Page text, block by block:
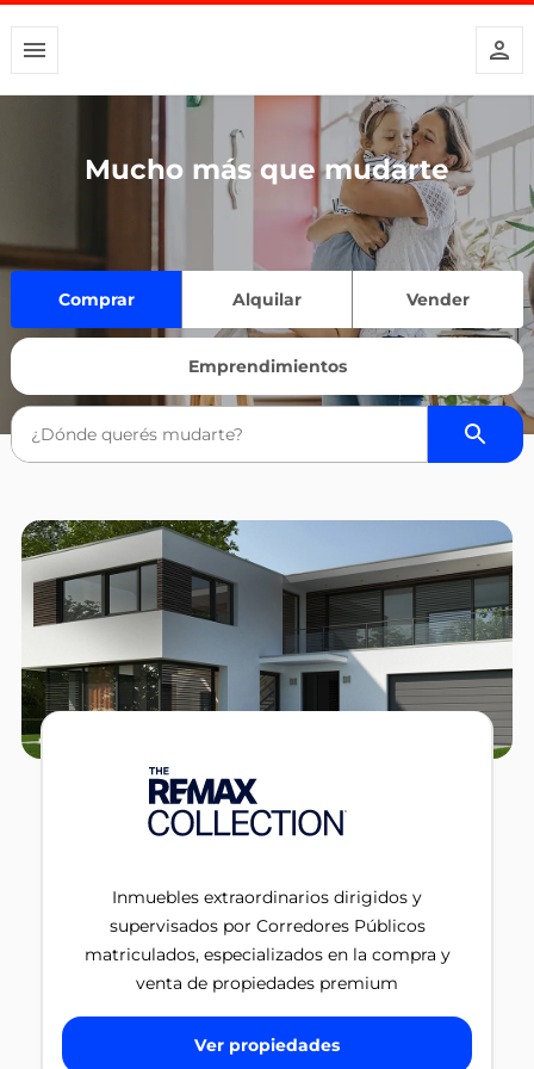
Mucho más que mudarte
Comprar Alquilar Vender
Emprendimientos
Inmuebles extraordinarios dirigidos y
supervisados por Corredores Públicos
matriculados, especializados en la compra y
venta de propiedades premium
Ver propiedades